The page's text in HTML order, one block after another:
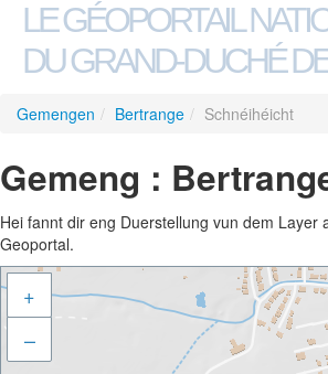
LE GÉOPORTAIL
DU GRAND-DUCHÉ
Gemengen / Bertrange / Schnéihéicht
Gemeng :
Hei fannt dir eng Duerstellung vun dem
Geoportal.
+
–